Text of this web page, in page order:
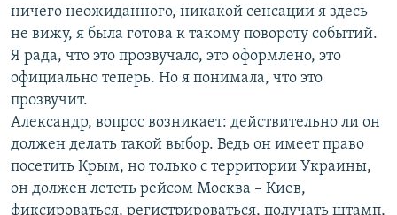
ничего неожиданного, никакой сенсации я здесь
не вижу, я была готова к такому повороту событий.
Я рада, что это прозвучало, это оформлено, это
официально теперь. Но я понимала, что это
прозвучит.
Александр, вопрос возникает: действительно ли он
должен делать такой выбор. Ведь он имеет право
посетить Крым, но только с территории Украины,
он должен лететь рейсом Москва – Киев,
фиксироваться, регистрироваться, получать штамп,